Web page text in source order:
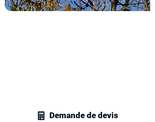
Demande de devis